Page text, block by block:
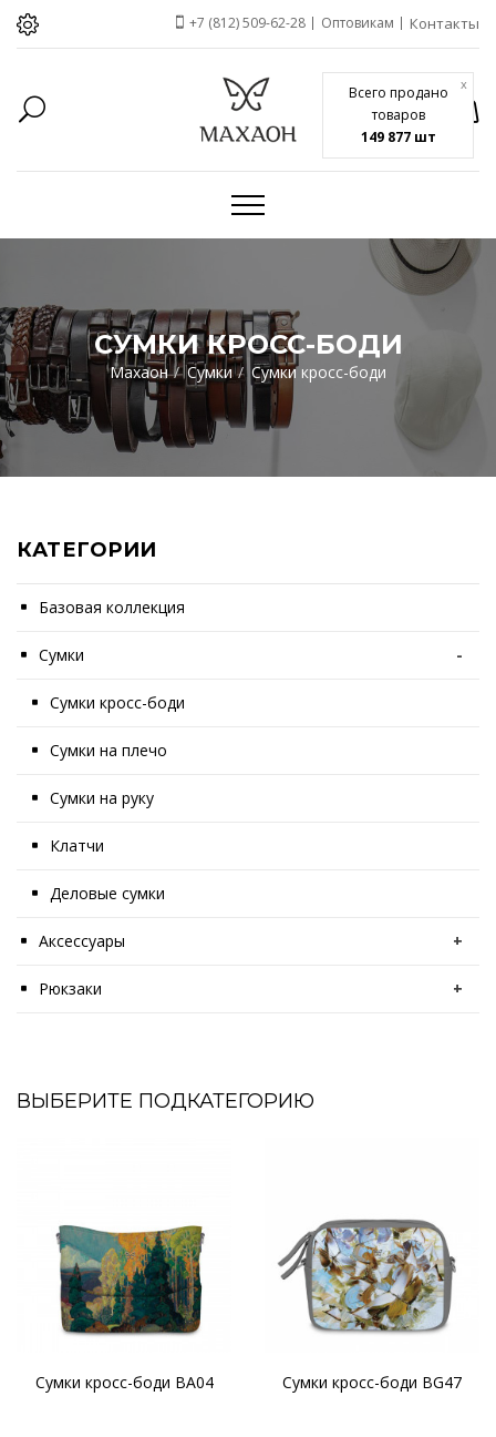
Всего продано
товаров
149 877 шт
x
+7 (812) 509-62-28 Оптовикам Контакты
СУМКИ КРОСС-БОДИ
Махаон Сумки Сумки кросс-боди
КАТЕГОРИИ
Базовая коллекция
Сумки -
Сумки кросс-боди
Сумки на плечо
Сумки на руку
Клатчи
Деловые сумки
Аксессуары +
Рюкзаки +
ВЫБЕРИТЕ ПОДКАТЕГОРИЮ
Сумки кросс-боди BA04 Сумки кросс-боди BG47